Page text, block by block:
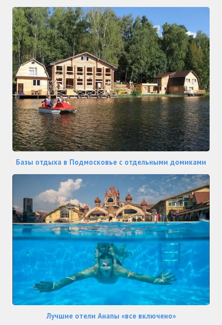
Базы отдыха в Подмосковье с отдельными домиками
Лучшие отели Анапы «все включено»